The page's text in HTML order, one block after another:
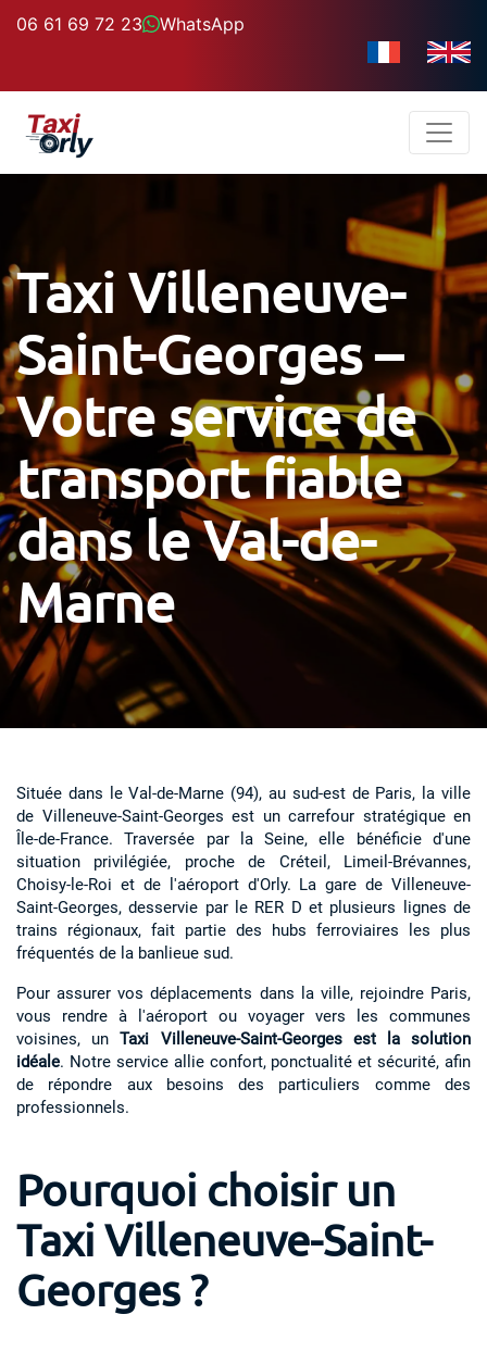
06 61 69 72 23 WhatsApp
Taxi Villeneuve-
Saint-Georges –
Votre service de
transport fiable
dans le Val-de-
Marne
Située dans le Val-de-Marne (94), au sud-est de Paris, la ville
de Villeneuve-Saint-Georges est un carrefour stratégique en
Île-de-France. Traversée par la Seine, elle bénéficie d'une
situation privilégiée, proche de Créteil, Limeil-Brévannes,
Choisy-le-Roi et de l'aéroport d'Orly. La gare de Villeneuve-
Saint-Georges, desservie par le RER D et plusieurs lignes de
trains régionaux, fait partie des hubs ferroviaires les plus
fréquentés de la banlieue sud.
Pour assurer vos déplacements dans la ville, rejoindre Paris,
vous rendre à l'aéroport ou voyager vers les communes
voisines, unTaxi Villeneuve-Saint-Georges est la solution
idéale. Notre service allie confort, ponctualité et sécurité, afin
de répondre aux besoins des particuliers comme des
professionnels.
Pourquoi choisir un
Taxi Villeneuve-Saint-
Georges ?